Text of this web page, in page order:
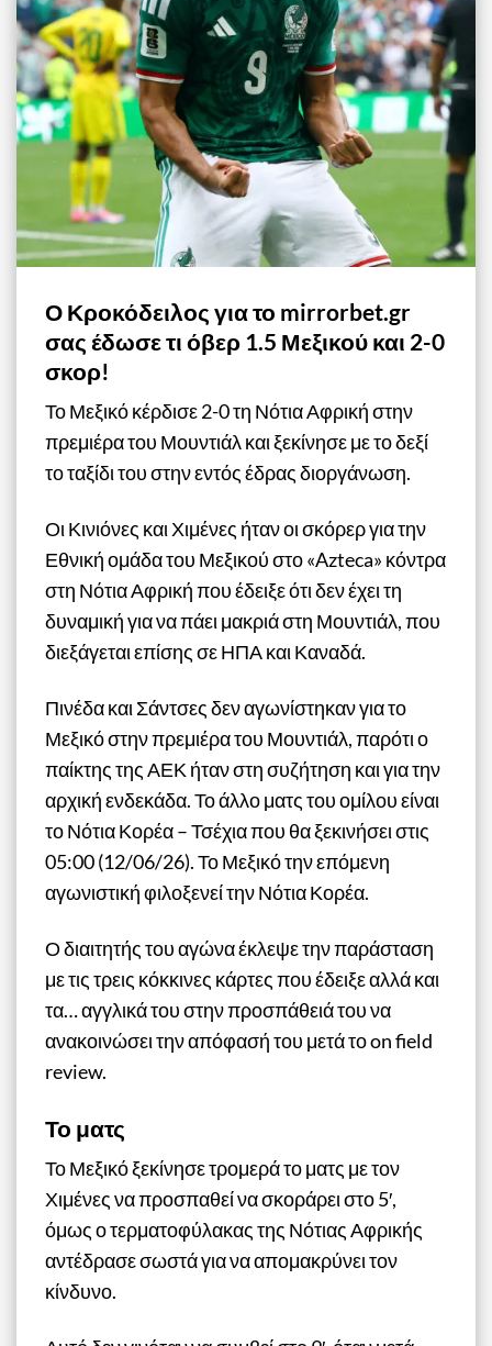
Ο Κροκόδειλος για το mirrorbet.gr
σας έδωσε τι όβερ 1.5 Μεξικού και 2-0
σκορ!
Το Μεξικό κέρδισε 2-0 τη Νότια Αφρική στην
πρεμιέρα του Μουντιάλ και ξεκίνησε με το δεξί
το ταξίδι του στην εντός έδρας διοργάνωση.
Οι Κινιόνες και Χιμένες ήταν οι σκόρερ για την
Εθνική ομάδα του Μεξικού στο «Azteca» κόντρα
στη Νότια Αφρική που έδειξε ότι δεν έχει τη
δυναμική για να πάει μακριά στη Μουντιάλ, που
διεξάγεται επίσης σε ΗΠΑ και Καναδά.
Πινέδα και Σάντσες δεν αγωνίστηκαν για το
Μεξικό στην πρεμιέρα του Μουντιάλ, παρότι ο
παίκτης της ΑΕΚ ήταν στη συζήτηση και για την
αρχική ενδεκάδα. Το άλλο ματς του ομίλου είναι
το Νότια Κορέα – Τσέχια που θα ξεκινήσει στις
05:00 (12/06/26). Το Μεξικό την επόμενη
αγωνιστική φιλοξενεί την Νότια Κορέα.
Ο διαιτητής του αγώνα έκλεψε την παράσταση
με τις τρεις κόκκινες κάρτες που έδειξε αλλά και
τα… αγγλικά του στην προσπάθειά του να
ανακοινώσει την απόφασή του μετά το on field
review.
Το ματς
Το Μεξικό ξεκίνησε τρομερά το ματς με τον
Χιμένες να προσπαθεί να σκοράρει στο 5′,
όμως ο τερματοφύλακας της Νότιας Αφρικής
αντέδρασε σωστά για να απομακρύνει τον
κίνδυνο.